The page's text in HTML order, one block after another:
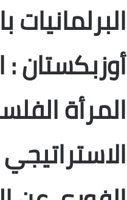
أوزبكستان :
المرأة